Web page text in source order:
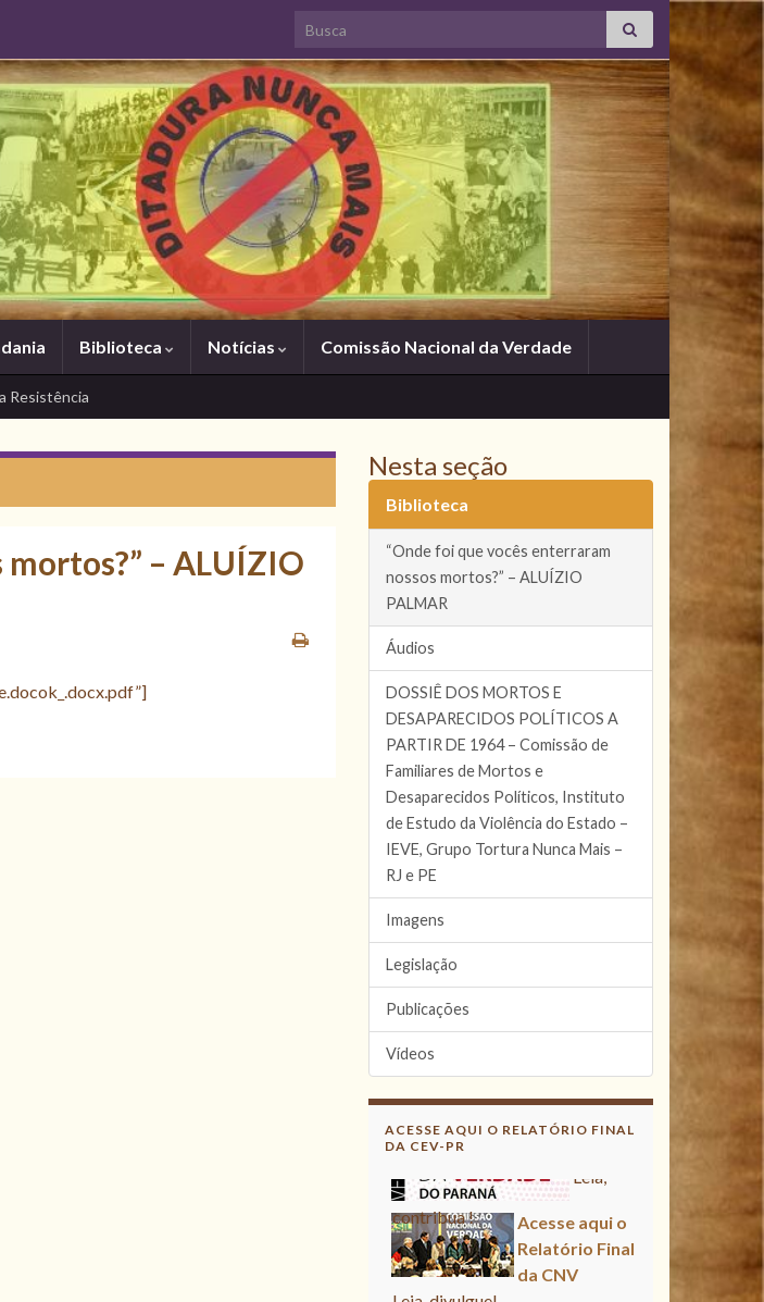
Search for:
Biblioteca Notícias Comissão Nacional da Verdade
Resistência
– ALUÍZIO
Nesta seção
Biblioteca
“Onde foi que vocês enterraram
nossos mortos?” – ALUÍZIO
PALMAR
Áudios
DOSSIÊ DOS MORTOS E
DESAPARECIDOS POLÍTICOS A
PARTIR DE 1964 – Comissão de
Familiares de Mortos e
Desaparecidos Políticos, Instituto
de Estudo da Violência do Estado –
IEVE, Grupo Tortura Nunca Mais –
RJ e PE
Imagens
Legislação
Publicações
Vídeos
ACESSE AQUI O RELATÓRIO FINAL
DA CEV-PR
Acesse aqui o Relatório Final
da CNV
Leia, divulgue!
Acesse aqui